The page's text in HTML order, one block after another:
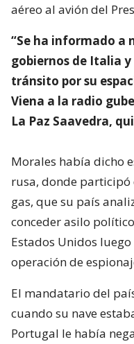
aéreo al avión del
“Se ha informado a
gobiernos de Italia
tránsito por su
Viena a la radio
La Paz Saavedra,
Morales había dicho
rusa, donde participó
gas, que su país
conceder asilo
Estados Unidos
operación de
El mandatario del
cuando su nave
Portugal le había